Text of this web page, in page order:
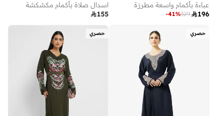
عباءة بأكمام واسعة مطرزة
196
329
-41%
اسدال صلاة بأكمام مكشكشة
155
حصري حصري